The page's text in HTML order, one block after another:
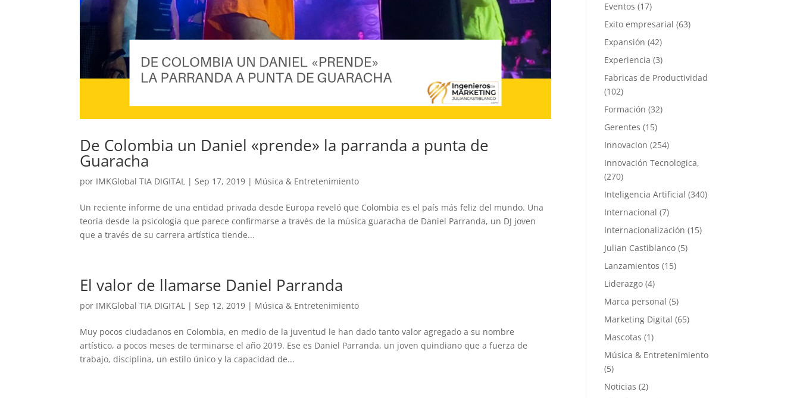
De Colombia un Daniel «prende» la parranda a punta de
Guaracha
por IMKGlobal TIA DIGITAL | Sep 17, 2019 | Música & Entretenimiento
Un reciente informe de una entidad privada desde Europa reveló que Colombia es el país más feliz del mundo. Una
teoría desde la psicología que parece confirmarse a través de la música guaracha de Daniel Parranda, un DJ joven
que a través de su carrera artística tiende...
El valor de llamarse Daniel Parranda
por IMKGlobal TIA DIGITAL | Sep 12, 2019 | Música & Entretenimiento
Muy pocos ciudadanos en Colombia, en medio de la juventud le han dado tanto valor agregado a su nombre
artístico, a pocos meses de terminarse el año 2019. Ese es Daniel Parranda, un joven quindiano que a fuerza de
trabajo, disciplina, un estilo único y la capacidad de...
Eventos (17)
Exito empresarial (63)
Expansión (42)
Experiencia (3)
Fabricas de Productividad
(102)
Formación (32)
Gerentes (15)
Innovacion (254)
Innovación Tecnologica,
(270)
Inteligencia Artificial (340)
Internacional (7)
Internacionalización (15)
Julian Castiblanco (5)
Lanzamientos (15)
Liderazgo (4)
Marca personal (5)
Marketing Digital (65)
Mascotas (1)
Música & Entretenimiento
(5)
Noticias (2)